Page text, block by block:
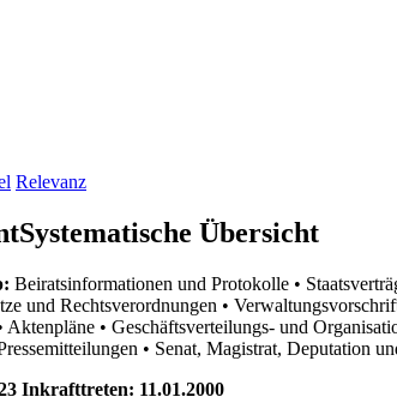
Relevanz
Systematische Übersicht
Beiratsinformationen und Protokolle •
und Rechtsverordnungen •
Aktenpläne • Geschäftsverteilungs- und
• Senat, Magistrat, Deputation
Inkrafttreten: 11.01.2000